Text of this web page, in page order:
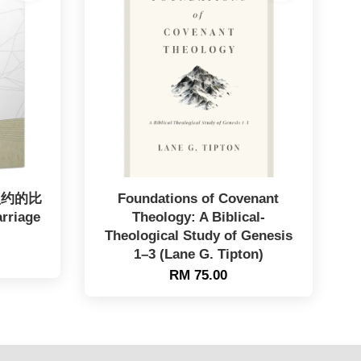
的比
Foundations of Covenant
Theology: A Biblical-
Theological Study of Genesis
1–3 (Lane G. Tipton)
RM 75.00